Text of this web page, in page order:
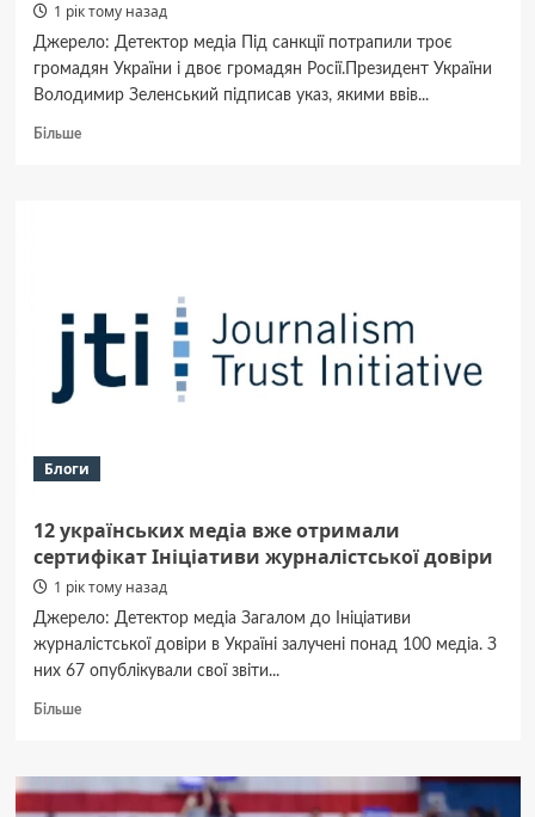
1 рік тому назад
Джерело: Детектор медіа Під санкції потрапили троє
громадян України і двоє громадян Росії.Президент України
Володимир Зеленський підписав указ, якими ввів...
БільшеДокладніше
та
інших
Блоги
12 українських медіа вже отримали
сертифікат Ініціативи журналістської довіри
1 рік тому назад
Джерело: Детектор медіа Загалом до Ініціативи
журналістської довіри в Україні залучені понад 100 медіа. З
них 67 опублікували свої звіти...
БільшеДокладніше
українських
медіа